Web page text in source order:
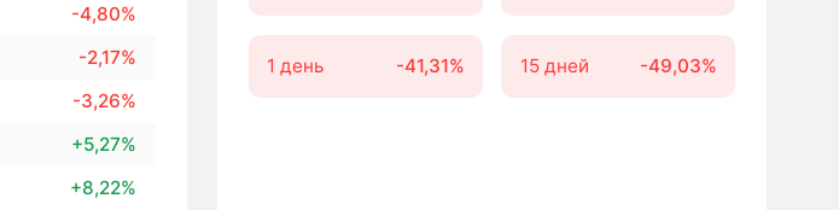
-4,80%
-2,17%
-3,26%
+5,27%
+8,22%
1 день -41,31% 15 дней -49,03%